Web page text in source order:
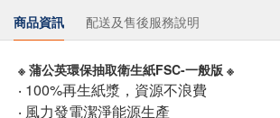
商品資訊 配送及售後服務說明
※ 蒲公英環保抽取衛生紙FSC-一般版 ※
‧ 100%再生紙漿，資源不浪費
‧ 風力發電潔淨能源生產